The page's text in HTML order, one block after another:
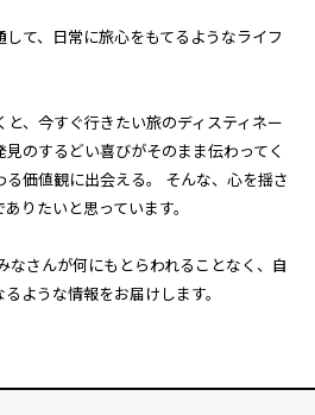
て、日常に旅心をもてるようなライフ
と、今すぐ行きたい旅のディスティネー
のするどい喜びがそのまま伝わってく
価値観に出会える。 そんな、心を揺さ
りたいと思っています。
なさんが何にもとらわれることなく、自
ような情報をお届けします。